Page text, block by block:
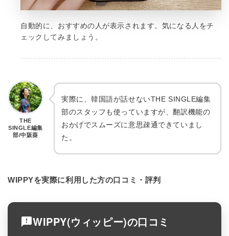
自動的に、おすすめの人が表示されます。気になる人をチ
ェックしてみましょう。
THE
SINGLE編集
部/中阪葵
実際に、韓国語が話せないTHE SINGLE編集
部のスタッフも使っていますが、翻訳機能の
おかげでスムーズに意思疎通できていまし
た。
WIPPYを実際に利用した方の口コミ・評判
WIPPY(ウィッピー)の口コミ